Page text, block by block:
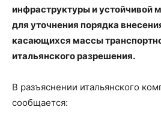
инфраструктуры и устойчивой
для уточнения порядка
касающихся массы
итальянского разрешения.
В разъяснении итальянского
сообщается: